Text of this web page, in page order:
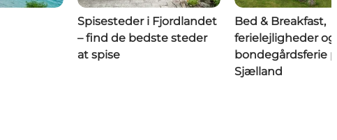
Spisesteder i Fjordlandet
– find de bedste steder
at spise
Bed & Breakfast,
ferielejligheder og
bondegårdsferie
Sjælland